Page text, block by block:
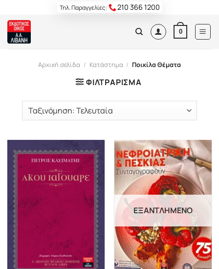
content
Τηλ. Παραγγελίες: 210 366 1200
0
Αρχική σελίδα / Κατάστημα / Ποικίλα Θέματα
ΦΙΛΤΡΆΡΙΣΜΑ
ΕΞΑΝΤΛΗΜΈΝΟ